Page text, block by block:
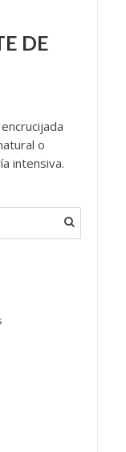
DE
o
intensiva.